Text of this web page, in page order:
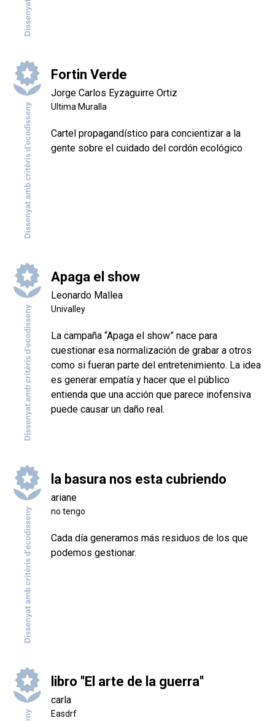
Fortin Verde
Jorge Carlos Eyzaguirre Ortiz
Ultima Muralla
Cartel propagandístico para concientizar a la
gente sobre el cuidado del cordón ecológico
Apaga el show
Leonardo Mallea
Univalley
La campaña “Apaga el show” nace para
cuestionar esa normalización de grabar a otros
como si fueran parte del entretenimiento. La idea
es generar empatía y hacer que el público
entienda que una acción que parece inofensiva
puede causar un daño real.
la basura nos esta cubriendo
ariane
no tengo
Cada día generamos más residuos de los que
podemos gestionar.
libro ''El arte de la guerra''
carla
Easdrf